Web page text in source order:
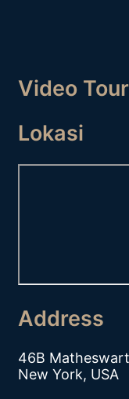
Video
Lokasi
Address
46B
New York, USA